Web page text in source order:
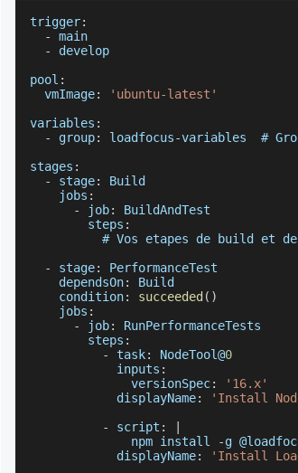
trigger:
-
main
-
develop
pool :
vmImage:
'ubuntu-latest'
variables :
-
group: loadfocus-variables  #
stages :
-
stage:
Build
jobs :
-
job:
BuildAndTest
steps :
          #
Vos etapes de build et
-
stage:
PerformanceTest
dependsOn:
Build
condition: succeeded ( )
jobs :
-
job:
RunPerformanceTests
steps :
-
task: NodeTool@0
inputs :
versionSpec:
'16.x'
displayName:
'Install
-
script :
              npm install
-g
displayName:
'Install